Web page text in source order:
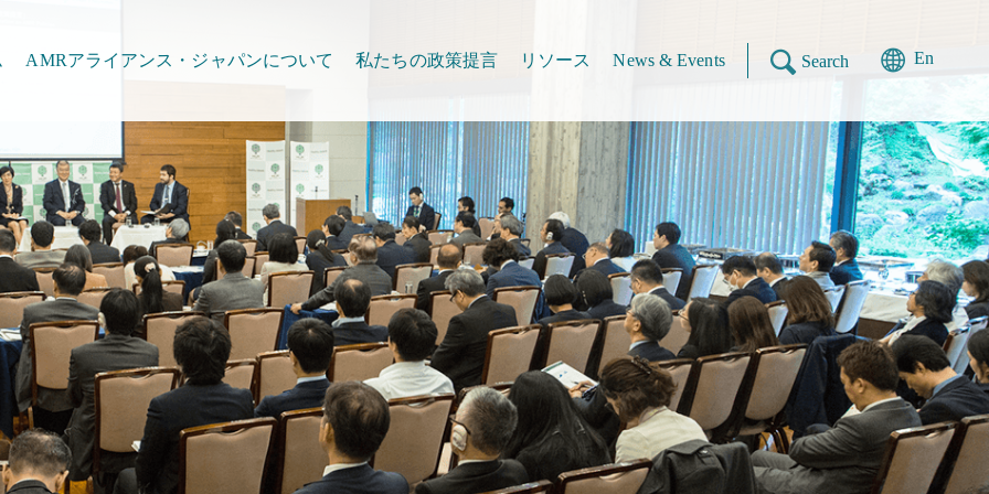
AMRアライアンス・ジャパンについて 私たちの政策提言 リソース News & Events En